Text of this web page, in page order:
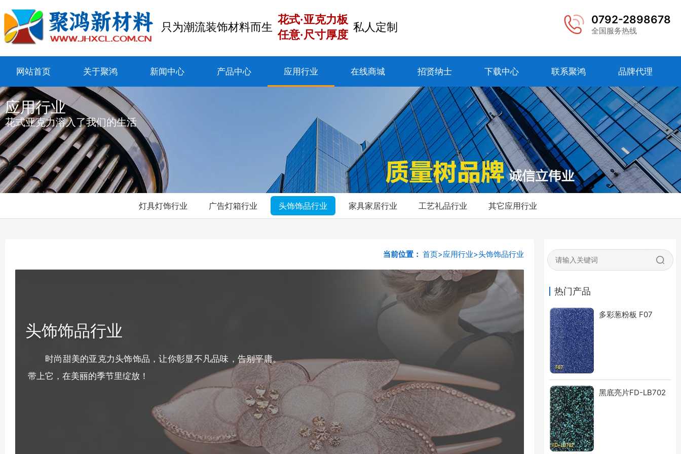
0792-2898678
全国服务热线
只为潮流装饰材料而生
花式·亚克力板
任意·尺寸厚度
私人定制
网站首页 关于聚鸿 新闻中心 产品中心 应用行业 在线商城 招贤纳士 下载中心 联系聚鸿 品牌代理
应用行业
花式亚克力溶入了我们的生活
灯具灯饰行业 广告灯箱行业 头饰饰品行业 家具家居行业 工艺礼品行业 其它应用行业
热门产品
多彩葱粉板 F07
黑底亮片FD-LB702
当前位置： 首页>应用行业>头饰饰品行业
头饰饰品行业
时尚甜美的亚克力头饰饰品，让你彰显不凡品味，告别平庸。
带上它，在美丽的季节里绽放！